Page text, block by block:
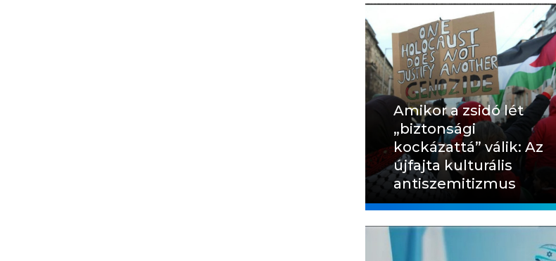
Amikor a zsidó lét
„biztonsági
kockázattá” válik: Az
újfajta kulturális
antiszemitizmus